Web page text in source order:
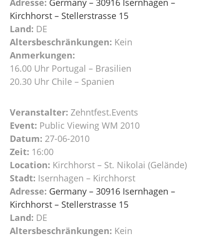
Kirchhorst – Stellerstrasse 15
Land: DE
Altersbeschränkungen: Kein
Anmerkungen:
16.00 Uhr Portugal – Brasilien
20.30 Uhr Chile – Spanien
Veranstalter: Zehntfest.Events
Event: Public Viewing WM 2010
Datum: 27-06-2010
Zeit: 16:00
Location: Kirchhorst – St. Nikolai (Gelände)
Stadt: Isernhagen – Kirchhorst
Adresse: Germany – 30916 Isernhagen –
Kirchhorst – Stellerstrasse 15
Land: DE
Altersbeschränkungen: Kein